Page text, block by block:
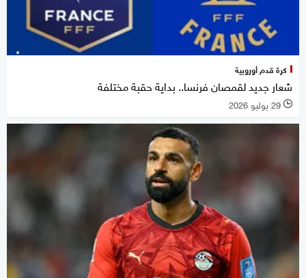
كرة قدم أوروبية
شعار جديد لقمصان فرنسا.. بداية حقبة مختلفة
l 29 يوليو 2026